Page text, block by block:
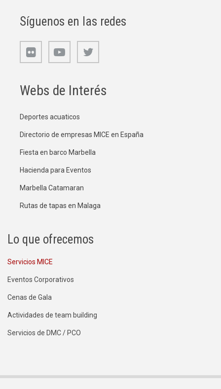
Síguenos en las redes
Webs de Interés
Deportes acuaticos
Directorio de empresas MICE en España
Fiesta en barco Marbella
Hacienda para Eventos
Marbella Catamaran
Rutas de tapas en Malaga
Lo que ofrecemos
Servicios MICE
Eventos Corporativos
Cenas de Gala
Actividades de team building
Servicios de DMC / PCO